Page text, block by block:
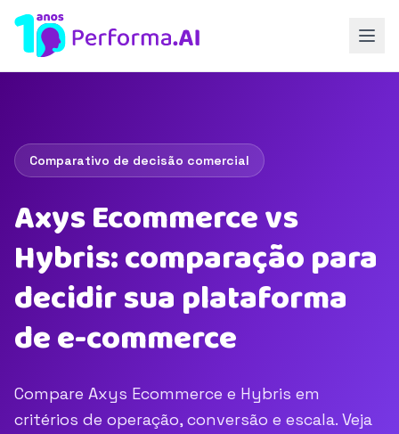
Comparativo de decisão comercial
Axys Ecommerce vs
Hybris: comparação para
decidir sua plataforma
de e-commerce
Compare Axys Ecommerce e Hybris em
critérios de operação, conversão e escala. Veja